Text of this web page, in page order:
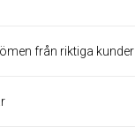
från riktiga kunder